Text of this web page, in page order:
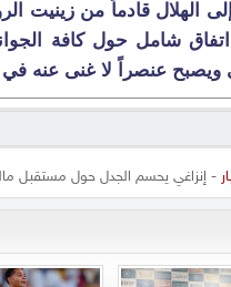
الهلال قادماً من زينيت
شامل حول كافة الجوانب
ويصبح عنصراً لا غنى عنه
- إنزاغي يحسم الجدل حول مستقبل